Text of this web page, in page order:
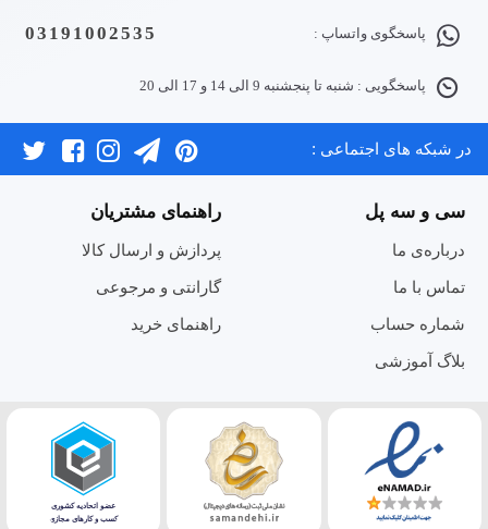
پاسخگوی واتساپ : 03191002535
پاسخگویی : شنبه تا پنجشنبه 9 الی 14 و 17 الی 20
در شبکه های اجتماعی :
سی و سه پل
درباره‌ی ما
تماس با ما
شماره حساب
بلاگ آموزشی
راهنمای مشتریان
پردازش و ارسال کالا
گارانتی و مرجوعی
راهنمای خرید